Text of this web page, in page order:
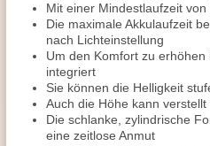
Mit einer Mindestlaufzeit von
Die maximale Akkulaufzeit
nach Lichteinstellung
Um den Komfort zu erhöhen
integriert
Sie können die Helligkeit
Auch die Höhe kann verstellt
Die schlanke, zylindrische
eine zeitlose Anmut